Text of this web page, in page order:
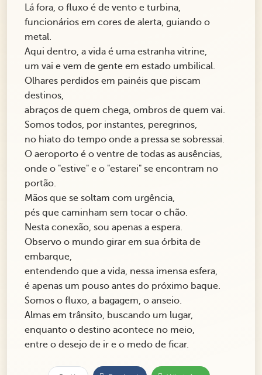
Lá fora, o fluxo é de vento e turbina,
funcionários em cores de alerta, guiando o
metal.
Aqui dentro, a vida é uma estranha vitrine,
um vai e vem de gente em estado umbilical.
Olhares perdidos em painéis que piscam
destinos,
abraços de quem chega, ombros de quem vai.
Somos todos, por instantes, peregrinos,
no hiato do tempo onde a pressa se sobressai.
O aeroporto é o ventre de todas as ausências,
onde o "estive" e o "estarei" se encontram no
portão.
Mãos que se soltam com urgência,
pés que caminham sem tocar o chão.
Nesta conexão, sou apenas a espera.
Observo o mundo girar em sua órbita de
embarque,
entendendo que a vida, nessa imensa esfera,
é apenas um pouso antes do próximo baque.
Somos o fluxo, a bagagem, o anseio.
Almas em trânsito, buscando um lugar,
enquanto o destino acontece no meio,
entre o desejo de ir e o medo de ficar.